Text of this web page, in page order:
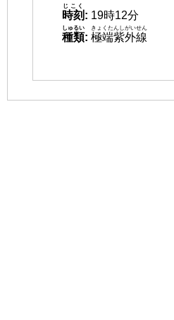
時刻
じこく
: 19時12分
種類
しゅるい
: 極端紫外線
きょくたんしがいせん